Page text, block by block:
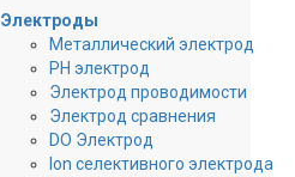
Электроды
Металлический электрод
PH электрод
Электрод проводимости
Электрод сравнения
DO Электрод
Ion селективного электрода